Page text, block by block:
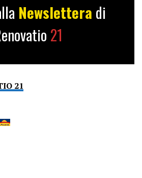
Newslettera di
21
21